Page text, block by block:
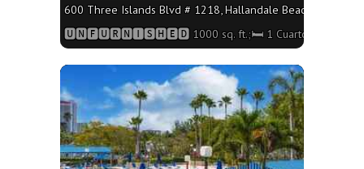
600 Three Islands Blvd # 1218, Hallandale Beach FL
🆄🅽🅵🆄🆁🅽🅸🆂🅷🅴🅳 1000 sq. ft.;🛏 1 Cuarto/🛁2 Baños
More